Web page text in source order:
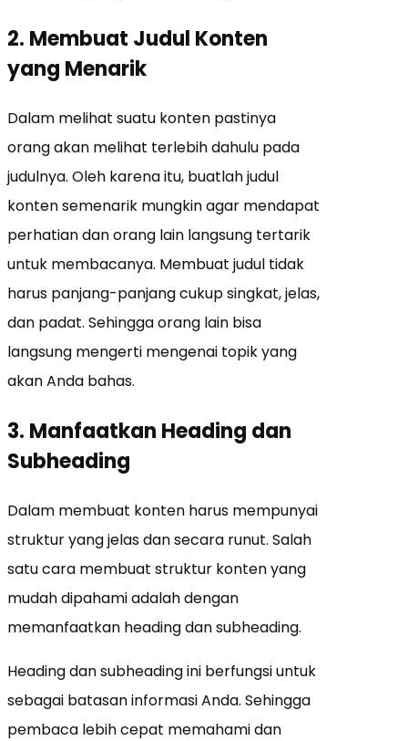
2. Membuat Judul Konten
yang Menarik
Dalam melihat suatu konten pastinya
orang akan melihat terlebih dahulu pada
judulnya. Oleh karena itu, buatlah judul
konten semenarik mungkin agar mendapat
perhatian dan orang lain langsung tertarik
untuk membacanya. Membuat judul tidak
harus panjang-panjang cukup singkat, jelas,
dan padat. Sehingga orang lain bisa
langsung mengerti mengenai topik yang
akan Anda bahas.
3. Manfaatkan Heading dan
Subheading
Dalam membuat konten harus mempunyai
struktur yang jelas dan secara runut. Salah
satu cara membuat struktur konten yang
mudah dipahami adalah dengan
memanfaatkan heading dan subheading.
Heading dan subheading ini berfungsi untuk
sebagai batasan informasi Anda. Sehingga
pembaca lebih cepat memahami dan